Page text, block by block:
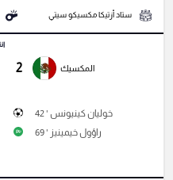
ستاد أزتيكا مكسيكو سيتي
المكسيك 2
خوليان كينيونس ' 42
P راؤول خيمينيز ' 69